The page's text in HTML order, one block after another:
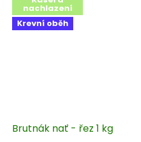
nachlazení
Krevní oběh
Brutnák nať - řez 1 kg